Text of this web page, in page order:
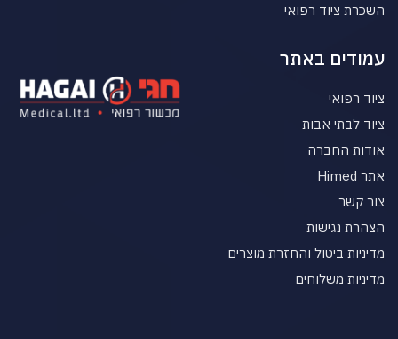
השכרת ציוד רפואי
עמודים באתר
ציוד רפואי
ציוד לבתי אבות
אודות החברה
אתר Himed
צור קשר
הצהרת נגישות
מדיניות ביטול והחזרת מוצרים
מדיניות משלוחים